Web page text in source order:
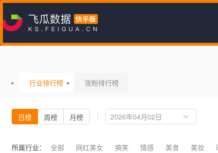
行业排行榜 涨粉排行榜
日榜 周榜 月榜
所属行业： 全部 网红美女 搞笑 情感 美食 美妆